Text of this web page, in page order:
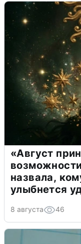
«Август
назвала,
улыбнется
8 августа 46